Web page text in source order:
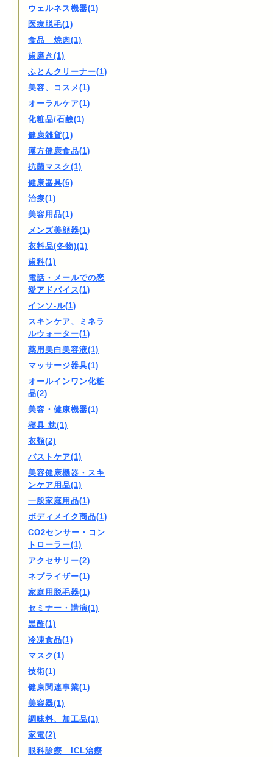
ウェルネス機器(1)
医療脱毛(1)
食品 焼肉(1)
歯磨き(1)
ふとんクリーナー(1)
美容、コスメ(1)
オーラルケア(1)
化粧品/石鹸(1)
健康雑貨(1)
漢方健康食品(1)
抗菌マスク(1)
健康器具(6)
治療(1)
美容用品(1)
メンズ美顔器(1)
衣料品(冬物)(1)
歯科(1)
電話・メールでの恋
愛アドバイス(1)
インソ-ル(1)
スキンケア、ミネラ
ルウォーター(1)
薬用美白美容液(1)
マッサージ器具(1)
オールインワン化粧
品(2)
美容・健康機器(1)
寝具 枕(1)
衣類(2)
バストケア(1)
美容健康機器・スキ
ンケア用品(1)
一般家庭用品(1)
ボディメイク商品(1)
CO2センサー・コン
トローラー(1)
アクセサリー(2)
ネブライザー(1)
家庭用脱毛器(1)
セミナー・講演(1)
黒酢(1)
冷凍食品(1)
マスク(1)
技術(1)
健康関連事業(1)
美容器(1)
調味料、加工品(1)
家電(2)
眼科診療 ICL治療